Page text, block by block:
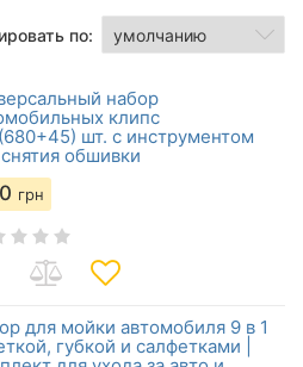
по:
набор
клипс
шт. с инструментом
обшивки
грн
для мойки автомобиля 9 в 1
губкой и салфетками |